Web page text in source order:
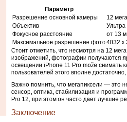
Параметр
Разрешение основной камеры
12
Объектив
Фокусное расстояние
от 13
Максимальное разрешение фото4032 x
Стоит отметить, что несмотря на 12
изображений, фотографии получаются
освещении iPhone 11 Pro može снимать
пользователей этого вполне
Важно помнить, что мегапиксели — это
сенсор, оптика, стабилизация и
Pro 12, при этом он часто дает лучшие
Заключение